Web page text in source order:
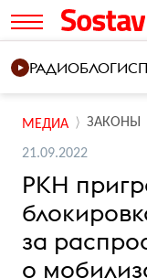
РАДИОБЛОГИ
МЕДИА ЗАКОНЫ
21.09.2022
РКН
за
о